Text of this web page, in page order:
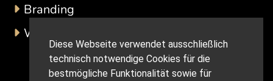
Diese Webseite verwendet ausschließlich
technisch notwendige Cookies für die
bestmögliche Funktionalität sowie für
Branding
Weiteres auf Anfrage